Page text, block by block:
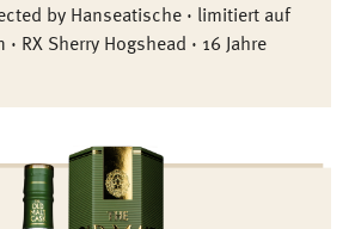
by Hanseatische · limitiert auf
· RX Sherry Hogshead · 16 Jahre